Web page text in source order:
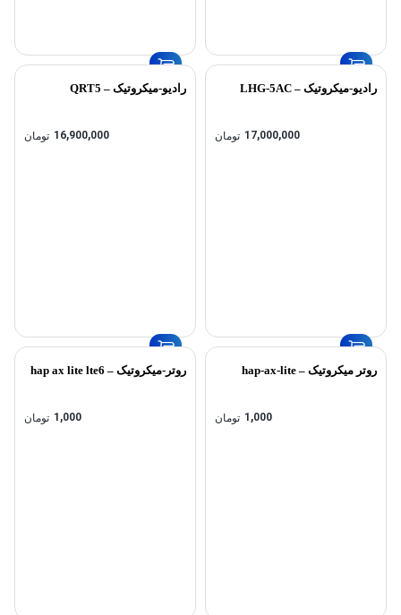
رادیو-میکروتیک – LHG-5AC
17,000,000 تومان
رادیو-میکروتیک – QRT5
16,900,000 تومان
روتر میکروتیک – hap-ax-lite
1,000 تومان
روتر-میکروتیک – hap ax lite lte6
1,000 تومان